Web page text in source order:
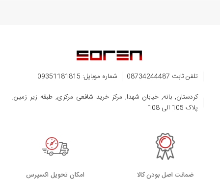
تلفن ثابت 08734244487
شماره موبایل: 09351181815
کردستان, بانه, خیابان شهدا, مرکز خرید شافعی مرکزی, طبقه زیر زمین,
پلاک 105 الی 108
ضمانت اصل بودن کالا اﻣﮑﺎن ﺗﺤﻮﯾﻞ اﮐﺴﭙﺮس